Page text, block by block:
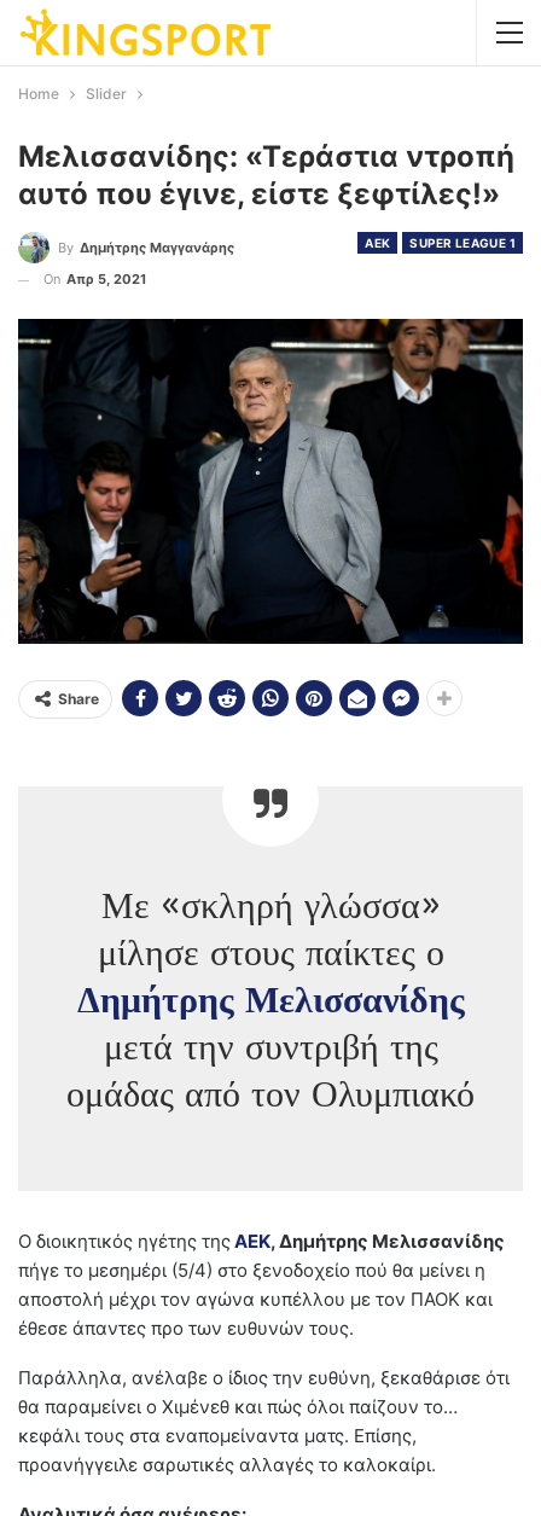
Home Slider
Μελισσανίδης: «Τεράστια ντροπή
αυτό που έγινε, είστε ξεφτίλες!»
AEK SUPER LEAGUE 1
By Δημήτρης Μαγγανάρης
On Απρ 5, 2021
Share
Με «σκληρή γλώσσα»
μίλησε στους παίκτες ο
Δημήτρης Μελισσανίδης
μετά την συντριβή της
ομάδας από τον Ολυμπιακό
Ο διοικητικός ηγέτης τηςAEK, Δημήτρης Μελισσανίδης
πήγε το μεσημέρι (5/4) στο ξενοδοχείο πού θα μείνει η
αποστολή μέχρι τον αγώνα κυπέλλου με τον ΠΑΟΚ και
έθεσε άπαντες προ των ευθυνών τους.
Παράλληλα, ανέλαβε ο ίδιος την ευθύνη, ξεκαθάρισε ότι
θα παραμείνει ο Χιμένεθ και πώς όλοι παίζουν το…
κεφάλι τους στα εναπομείναντα ματς. Επίσης,
προανήγγειλε σαρωτικές αλλαγές το καλοκαίρι.